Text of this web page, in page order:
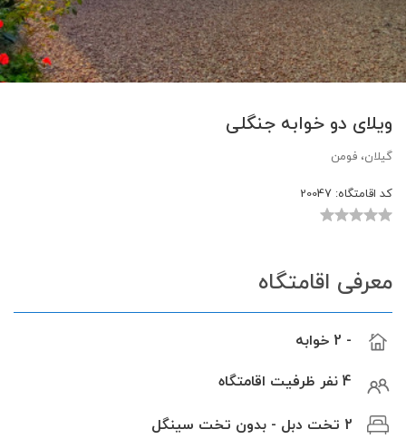
ویلای دو خوابه جنگلی
گیلان، فومن
کد اقامتگاه:
معرفی اقامتگاه
- 2 خوابه
4 نفر ظرفیت اقامتگاه
2 تخت دبل - بدون تخت سینگل